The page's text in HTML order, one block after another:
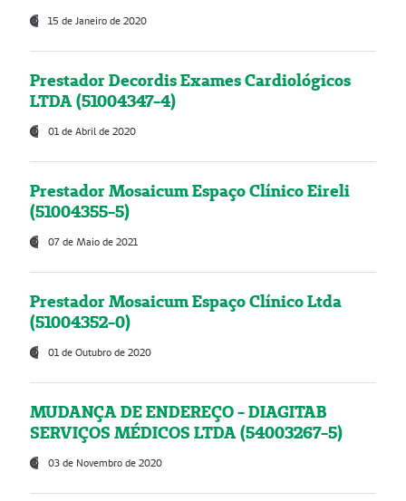
15 de Janeiro de 2020
Prestador Decordis Exames Cardiológicos
LTDA (51004347-4)
01 de Abril de 2020
Prestador Mosaicum Espaço Clínico Eireli
(51004355-5)
07 de Maio de 2021
Prestador Mosaicum Espaço Clínico Ltda
(51004352-0)
01 de Outubro de 2020
MUDANÇA DE ENDEREÇO - DIAGITAB
SERVIÇOS MÉDICOS LTDA (54003267-5)
03 de Novembro de 2020